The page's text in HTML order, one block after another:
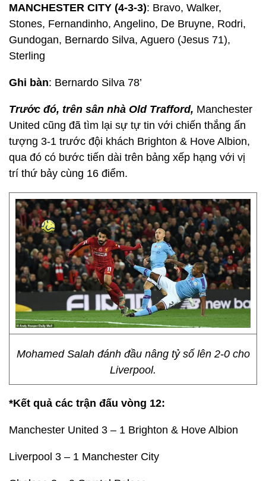
MANCHESTER CITY (4-3-3): Bravo, Walker,
Stones, Fernandinho, Angelino, De Bruyne, Rodri,
Gundogan, Bernardo Silva, Aguero (Jesus 71),
Sterling
Ghi bàn: Bernardo Silva 78’
Trước đó, trên sân nhà Old Trafford, Manchester
United cũng đã tìm lại sự tự tin với chiến thắng ấn
tượng 3-1 trước đội khách Brighton & Hove Albion,
qua đó có bước tiến dài trên bảng xếp hạng với vị
trí thứ bảy cùng 16 điểm.
Mohamed Salah đánh đầu nâng tỷ số lên 2-0 cho
Liverpool.
*Kết quả các trận đấu vòng 12:
Manchester United 3 – 1 Brighton & Hove Albion
Liverpool 3 – 1 Manchester City